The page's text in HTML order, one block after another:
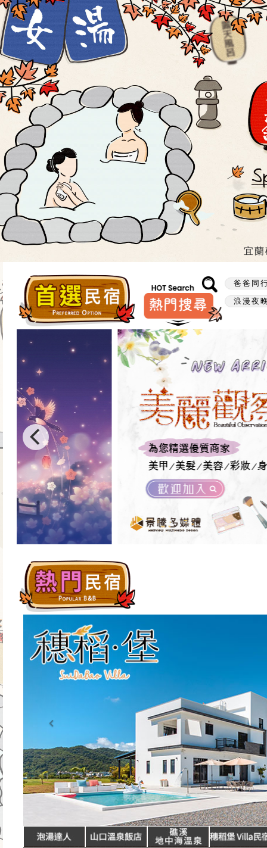
宜
宜蘭礁溪溫泉民宿網,礁溪溫泉公園,五峰旗瀑布,跑馬古道,林美石磐步
宿推薦,礁溪溫泉飯店推薦,礁溪溫泉飯店評選,礁溪泡湯優惠,辣椒文創
爸爸同
浪漫夜